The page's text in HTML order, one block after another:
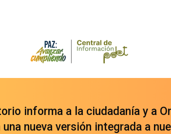
informa a la ciudadanía y a
nueva versión integrada a